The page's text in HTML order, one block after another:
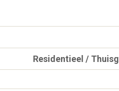
Residentieel /